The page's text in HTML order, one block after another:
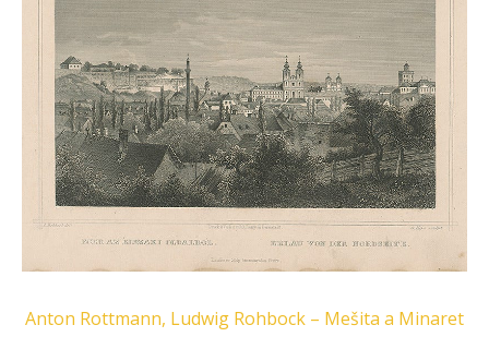
Anton Rottmann, Ludwig Rohbock – Mešita a Minaret